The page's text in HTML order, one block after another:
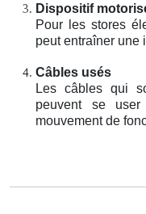
Dispositif
Pour les stores
peut entraîner une
Câbles usés
Les câbles qui
peuvent se
mouvement de